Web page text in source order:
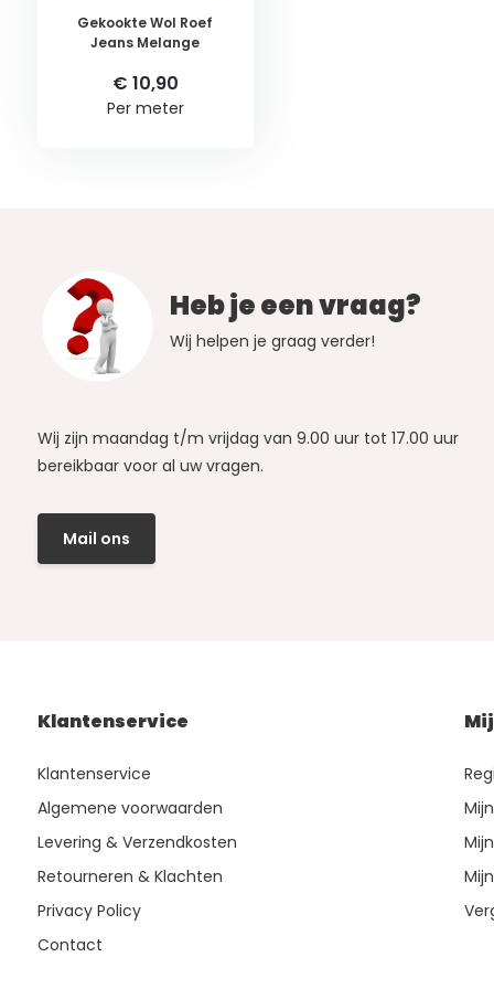
Gekookte Wol Roef
Jeans Melange
€ 10,90
Per meter
Heb je een vraag?
Wij helpen je graag verder!
Wij zijn maandag t/m vrijdag van 9.00 uur tot 17.00 uur
bereikbaar voor al uw vragen.
Mail ons
Klantenservice
Klantenservice
Algemene voorwaarden
Levering & Verzendkosten
Retourneren & Klachten
Privacy Policy
Contact